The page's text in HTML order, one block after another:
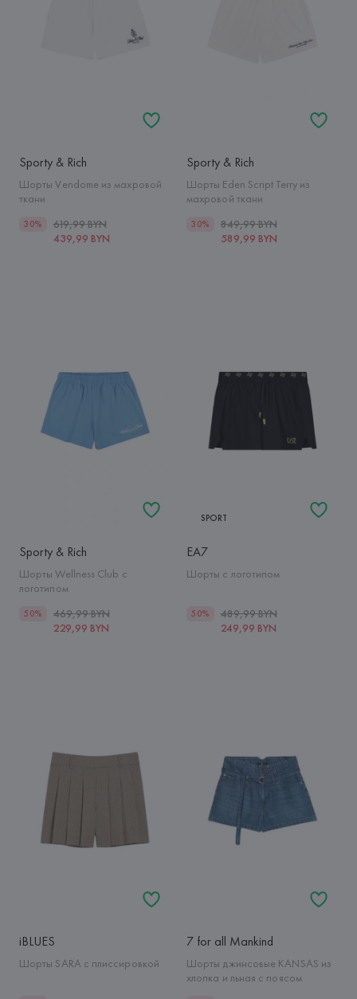
Sporty & Rich
Шорты Vendome из махровой
ткани
30%
619,99 BYN
439,99 BYN
Sporty & Rich
Шорты Eden Script Terry из
махровой ткани
30%
849,99 BYN
589,99 BYN
Sporty & Rich
Шорты Wellness Club с
логотипом
50%
469,99 BYN
229,99 BYN
SPORT
EA7
Шорты с логотипом
50%
489,99 BYN
249,99 BYN
iBLUES
Шорты SARA с плиссировкой
7 for all Mankind
Шорты джинсовые KANSAS из
хлопка и льная с поясом